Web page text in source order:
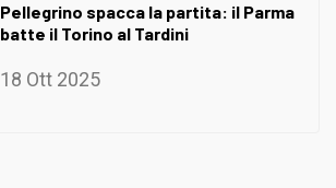
Pellegrino spacca la partita: il Parma
batte il Torino al Tardini
18 Ott 2025